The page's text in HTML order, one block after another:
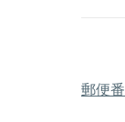
郵便